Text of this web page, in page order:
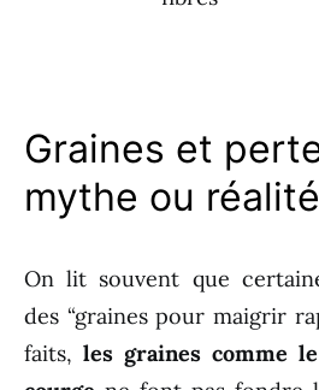
Graines et
mythe ou
On lit souvent que
des “graines pour maigrir
faits, les graines comme